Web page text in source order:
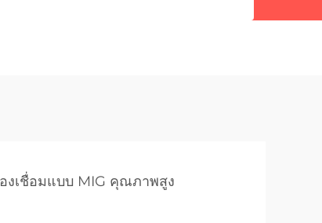
งเชื่อมแบบ MIG คุณภาพสูง